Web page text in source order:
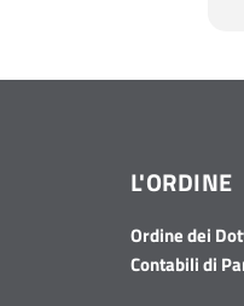
L'ORDINE
Ordine dei
Contabili di